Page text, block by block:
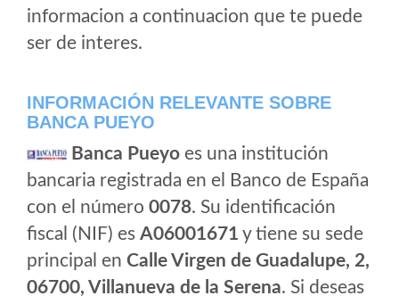
informacion a continuacion que te puede
ser de interes.
INFORMACIÓN RELEVANTE SOBRE
BANCA PUEYO
Banca Pueyo es una institución
bancaria registrada en el Banco de España
con el número 0078. Su identificación
fiscal (NIF) es A06001671 y tiene su sede
principal en Calle Virgen de Guadalupe, 2,
06700, Villanueva de la Serena. Si deseas